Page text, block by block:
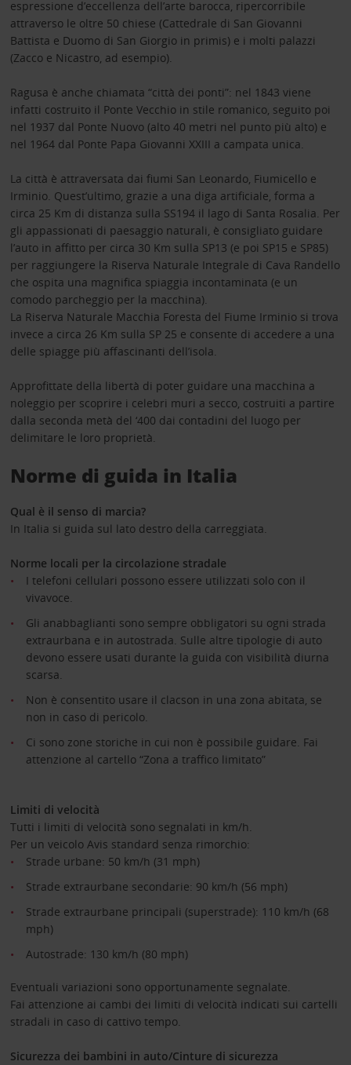
espressione d’eccellenza dell’arte barocca, ripercorribile
attraverso le oltre 50 chiese (Cattedrale di San Giovanni
Battista e Duomo di San Giorgio in primis) e i molti palazzi
(Zacco e Nicastro, ad esempio).
Ragusa è anche chiamata “città dei ponti”: nel 1843 viene
infatti costruito il Ponte Vecchio in stile romanico, seguito poi
nel 1937 dal Ponte Nuovo (alto 40 metri nel punto più alto) e
nel 1964 dal Ponte Papa Giovanni XXIII a campata unica.
La città è attraversata dai fiumi San Leonardo, Fiumicello e
Irminio. Quest’ultimo, grazie a una diga artificiale, forma a
circa 25 Km di distanza sulla SS194 il lago di Santa Rosalia. Per
gli appassionati di paesaggio naturali, è consigliato guidare
l’auto in affitto per circa 30 Km sulla SP13 (e poi SP15 e SP85)
per raggiungere la Riserva Naturale Integrale di Cava Randello
che ospita una magnifica spiaggia incontaminata (e un
comodo parcheggio per la macchina).
La Riserva Naturale Macchia Foresta del Fiume Irminio si trova
invece a circa 26 Km sulla SP 25 e consente di accedere a una
delle spiagge più affascinanti dell’isola.
Approfittate della libertà di poter guidare una macchina a
noleggio per scoprire i celebri muri a secco, costruiti a partire
dalla seconda metà del ‘400 dai contadini del luogo per
delimitare le loro proprietà.
Norme di guida in Italia
Qual è il senso di marcia?
In Italia si guida sul lato destro della carreggiata.
Norme locali per la circolazione stradale
I telefoni cellulari possono essere utilizzati solo con il
vivavoce.
Gli anabbaglianti sono sempre obbligatori su ogni strada
extraurbana e in autostrada. Sulle altre tipologie di auto
devono essere usati durante la guida con visibilità diurna
scarsa.
Non è consentito usare il clacson in una zona abitata, se
non in caso di pericolo.
Ci sono zone storiche in cui non è possibile guidare. Fai
attenzione al cartello “Zona a traffico limitato”
Limiti di velocità
Tutti i limiti di velocità sono segnalati in km/h.
Per un veicolo Avis standard senza rimorchio:
Strade urbane: 50 km/h (31 mph)
Strade extraurbane secondarie: 90 km/h (56 mph)
Strade extraurbane principali (superstrade): 110 km/h (68
mph)
Autostrade: 130 km/h (80 mph)
Eventuali variazioni sono opportunamente segnalate.
Fai attenzione ai cambi dei limiti di velocità indicati sui cartelli
stradali in caso di cattivo tempo.
Sicurezza dei bambini in auto/Cinture di sicurezza